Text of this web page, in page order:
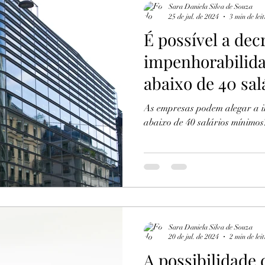
É possível a
abaixo de 40
para as
As empresas podem alegar
abaixo de 40 salários
Sara Daniela Silva de Souza
25 de jul. de 2024
3 min de
A possibilidade
Sara Daniela Silva de Souza
20 de jul. de 2024
2 min de